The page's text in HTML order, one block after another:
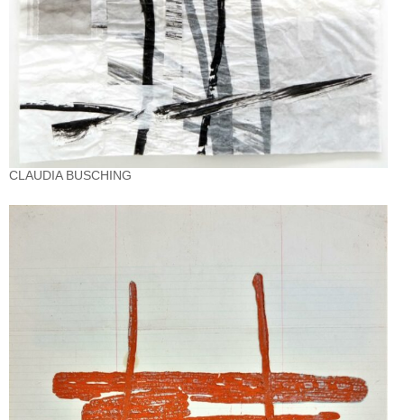
CLAUDIA BUSCHING